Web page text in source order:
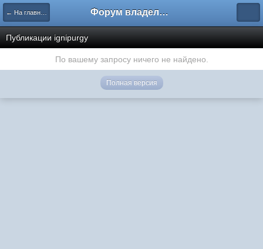
← На главную Форум владельцев интернет-магазинов
Публикации ignipurgy
По вашему запросу ничего не найдено.
Полная версия